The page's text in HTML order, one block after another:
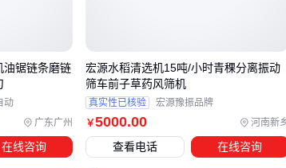
虑。系统集成时需检查与PLC的通信协议兼容
反馈类型是否匹配现有电机。
，建议先明确产线的核心需求：是追求单轴精度，
？是侧重能效比，还是强调过载能力？这些判断
套电机和减速机的选配方案。
广东广州
油锯链条磨链
动
在线咨询
￥5000.00 河南新
宏源水稻清选机15吨/小时青稞分离振动
筛车前子草药风筛机
真实性已核验 宏源豫振品牌
查看电话 在线咨询